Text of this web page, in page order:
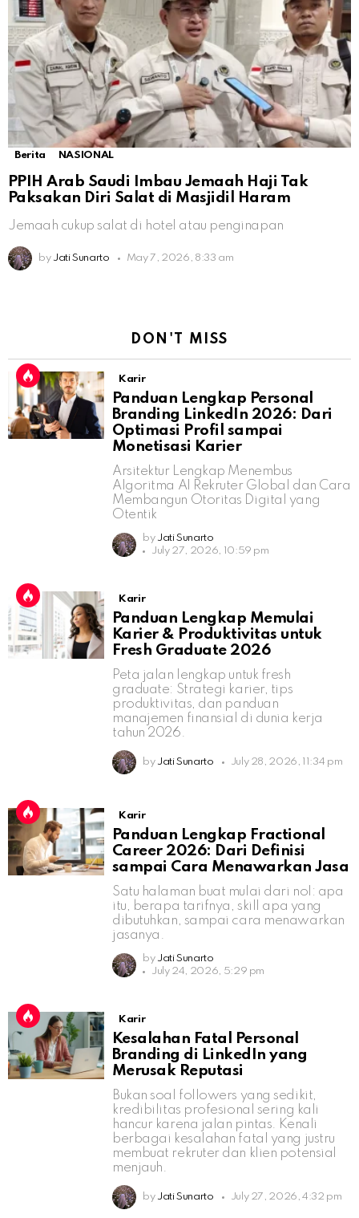
Berita NASIONAL
PPIH Arab Saudi Imbau Jemaah Haji Tak
Paksakan Diri Salat di Masjidil Haram
Jemaah cukup salat di hotel atau penginapan
by Jati Sunarto May 7, 2026, 8:33 am
DON'T MISS
Karir
Panduan Lengkap Personal
Branding LinkedIn 2026: Dari
Optimasi Profil sampai
Monetisasi Karier
Arsitektur Lengkap Menembus
Algoritma AI Rekruter Global dan Cara
Membangun Otoritas Digital yang
Otentik
by Jati Sunarto
July 27, 2026, 10:59 pm
Karir
Panduan Lengkap Memulai
Karier & Produktivitas untuk
Fresh Graduate 2026
Peta jalan lengkap untuk fresh
graduate: Strategi karier, tips
produktivitas, dan panduan
manajemen finansial di dunia kerja
tahun 2026.
by Jati Sunarto July 28, 2026, 11:34 pm
Karir
Panduan Lengkap Fractional
Career 2026: Dari Definisi
sampai Cara Menawarkan Jasa
Satu halaman buat mulai dari nol: apa
itu, berapa tarifnya, skill apa yang
dibutuhkan, sampai cara menawarkan
jasanya.
by Jati Sunarto
July 24, 2026, 5:29 pm
Karir
Kesalahan Fatal Personal
Branding di LinkedIn yang
Merusak Reputasi
Bukan soal followers yang sedikit,
kredibilitas profesional sering kali
hancur karena jalan pintas. Kenali
berbagai kesalahan fatal yang justru
membuat rekruter dan klien potensial
menjauh.
by Jati Sunarto July 27, 2026, 4:32 pm